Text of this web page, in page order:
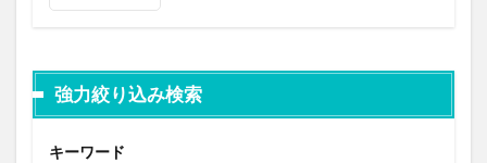
強力絞り込み検索
キーワード